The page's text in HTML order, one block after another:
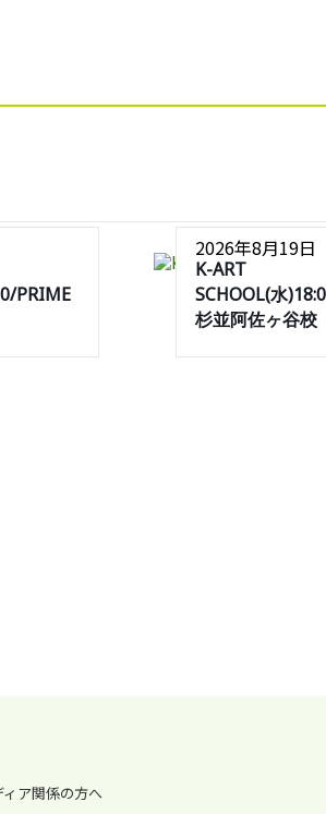
PRIME
2026年8月19日
K-ART
SCHOOL(水
杉並阿佐ヶ谷校
ィア関係の方へ